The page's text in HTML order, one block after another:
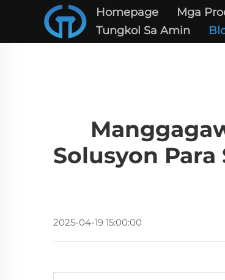
Homepage Mga
Tungkol Sa Amin
Solusyon
2025-04-19 15:00:00